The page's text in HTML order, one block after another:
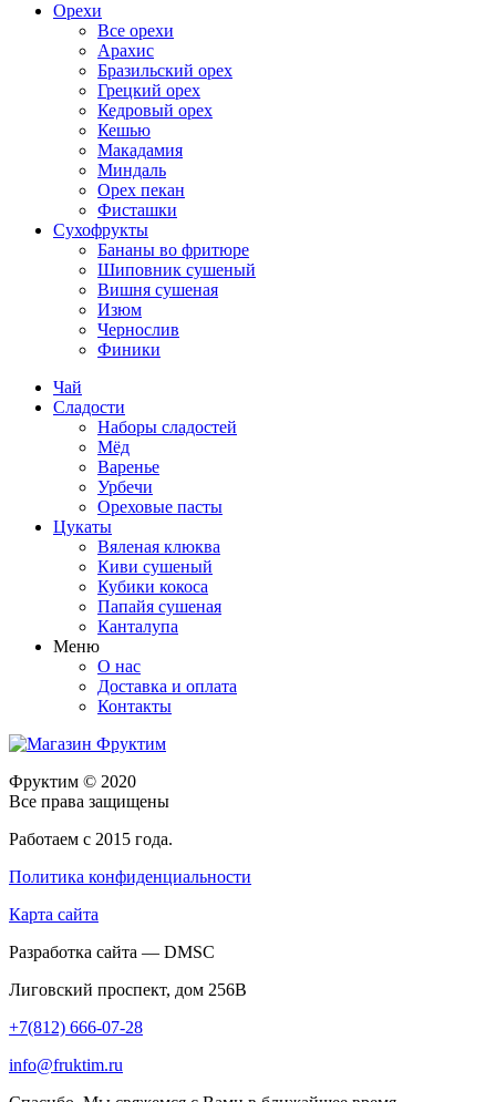
Орехи
Все орехи
Арахис
Бразильский орех
Грецкий орех
Кедровый орех
Кешью
Макадамия
Миндаль
Орех пекан
Фисташки
Сухофрукты
Бананы во фритюре
Шиповник сушеный
Вишня сушеная
Изюм
Чернослив
Финики
Чай
Сладости
Наборы сладостей
Мёд
Варенье
Урбечи
Ореховые пасты
Цукаты
Вяленая клюква
Киви сушеный
Кубики кокоса
Папайя сушеная
Канталупа
Меню
О нас
Доставка и оплата
Контакты
Фруктим © 2020
Все права защищены
Работаем с 2015 года.
Политика конфиденциальности
Карта сайта
Разработка сайта — DMSC
Лиговский проспект, дом 256В
+7(812) 666-07-28
info@fruktim.ru